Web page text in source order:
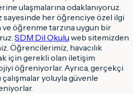
ulaşmalarına odaklanıyoruz.
her öğrenciye özel ilgi
öğrenme tarzına uygun bir
SDM Dil Okulu web sitemizden
Öğrencilerimiz, havacılık
için gerekli olan iletişim
öğreniyorlar. Ayrıca, gerçekçi
yoluyla güvenle